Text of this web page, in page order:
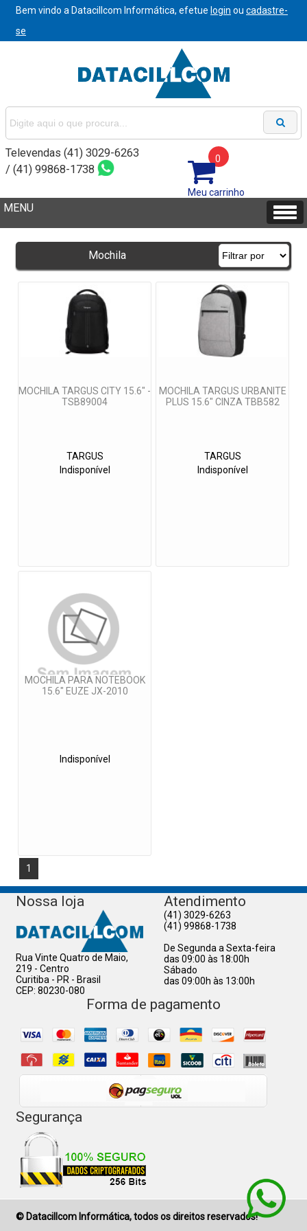
Bem vindo a Datacillcom Informática, efetue login ou cadastre-
se
Meu carrinho
0
Televendas (41) 3029-6263
/ (41) 99868-1738
Mochila
MOCHILA TARGUS CITY 15.6" -
TSB89004
TARGUS
Indisponível
MOCHILA TARGUS URBANITE
PLUS 15.6" CINZA TBB582
TARGUS
Indisponível
MOCHILA PARA NOTEBOOK
15.6" EUZE JX-2010
Indisponível
1
Nossa loja
Rua Vinte Quatro de Maio,
219 - Centro
Curitiba - PR - Brasil
CEP: 80230-080
Atendimento
(41) 3029-6263
(41) 99868-1738
De Segunda a Sexta-feira
das 09:00 às 18:00h
Sábado
das 09:00h às 13:00h
Forma de pagamento
Segurança
© Datacillcom Informática, todos os direitos reservados!